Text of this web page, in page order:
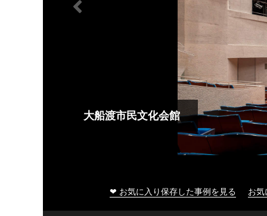
大船渡市民文化会館
❤ お気に入り保存した事例を見る お